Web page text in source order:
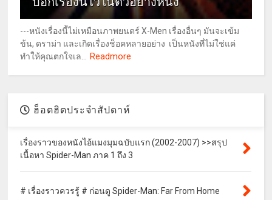
---หนังเรื่องนี้ไม่เหมือนภาพยนตร์ X-Men เรื่องอื่นๆ มันจะเข้ม
ข้น, ดราม่า และเกิดเรื่องช็อคหลายอย่าง เป็นหนังที่ไม่ใช่แค่
ทำให้คุณตกใจเล...
Readmore
ฮ็อตฮิตประจำสัปดาห์
เรื่องราวของหนังไอ้แมงมุมฉบับแรก (2002-2007) >>สรุป
เนื้อหา Spider-Man ภาค 1 ถึง 3
# เรื่องราวควรรู้ # ก่อนดู Spider-Man: Far From Home